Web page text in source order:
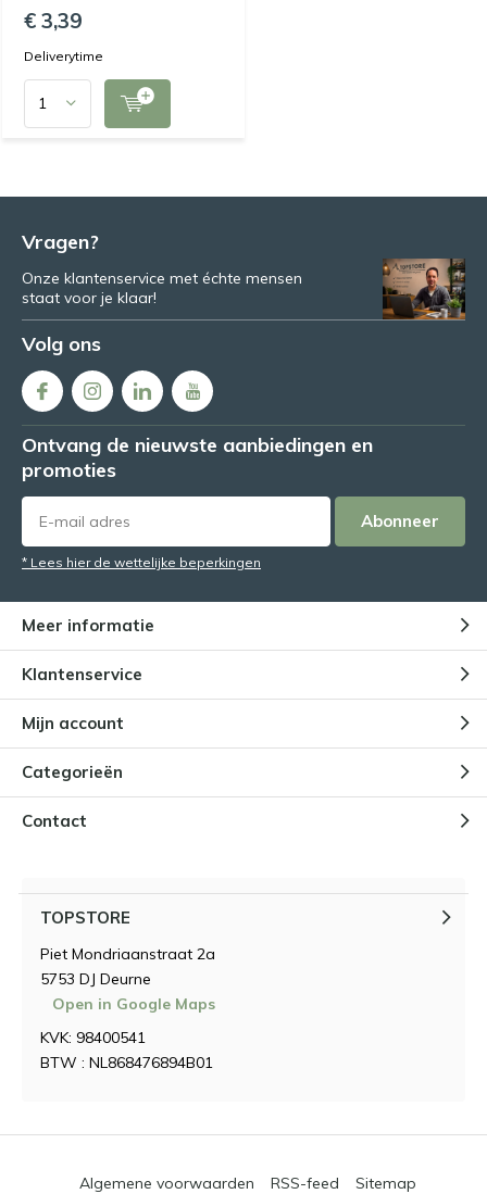
€ 3,39
Deliverytime
Vragen?
Onze klantenservice met échte mensen
staat voor je klaar!
Volg ons
Ontvang de nieuwste aanbiedingen en
promoties
Abonneer
* Lees hier de wettelijke beperkingen
Meer informatie
Klantenservice
Mijn account
Categorieën
Contact
TOPSTORE
Piet Mondriaanstraat 2a
5753 DJ Deurne
Open in Google Maps
KVK: 98400541
BTW : NL868476894B01
Algemene voorwaarden RSS-feed Sitemap